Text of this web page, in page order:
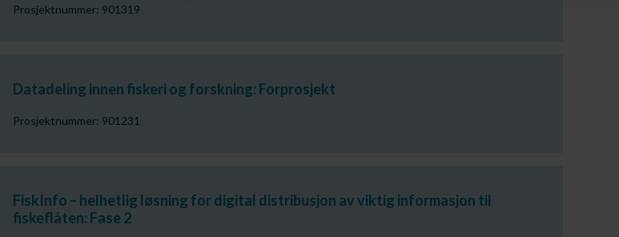
Prosjektnummer: 901319
Datadeling innen fiskeri og forskning: Forprosjekt
Prosjektnummer: 901231
FiskInfo – helhetlig løsning for digital distribusjon av viktig informasjon til
fiskeflåten: Fase 2